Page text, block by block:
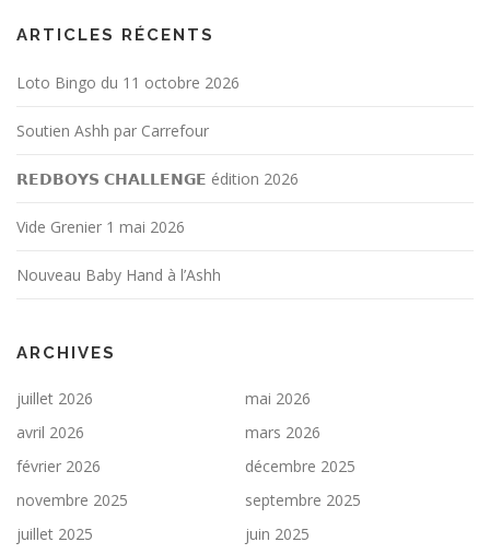
ARTICLES RÉCENTS
Loto Bingo du 11 octobre 2026
Soutien Ashh par Carrefour
𝗥𝗘𝗗𝗕𝗢𝗬𝗦 𝗖𝗛𝗔𝗟𝗟𝗘𝗡𝗚𝗘 édition 2026
Vide Grenier 1 mai 2026
Nouveau Baby Hand à l’Ashh
ARCHIVES
juillet 2026
mai 2026
avril 2026
mars 2026
février 2026
décembre 2025
novembre 2025
septembre 2025
juillet 2025
juin 2025